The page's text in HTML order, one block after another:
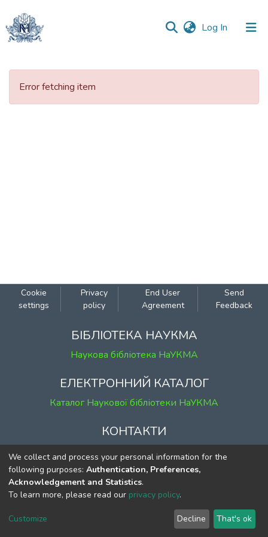
Log In (current)
Communities
Error fetching item
Cookie
settings
Privacy
policy
End User
Agreement
Send
Feedback
БІБЛІОТЕКА НАУКМА
Наукова бібліотека НаУКМА
ЕЛЕКТРОННИЙ КАТАЛОГ
Каталог Наукової бібліотеки НаУКМА
КОНТАКТИ
м. Київ, вул. Григорія Сковороди, 2
к. 1, к. 120
тел. (044) 463-69-31
ekmair@ukma.edu.ua
We collect and process your personal information for the
following purposes: Authentication, Preferences,
Acknowledgement and Statistics.
To learn more, please read our privacy policy.
Customize Decline That's ok